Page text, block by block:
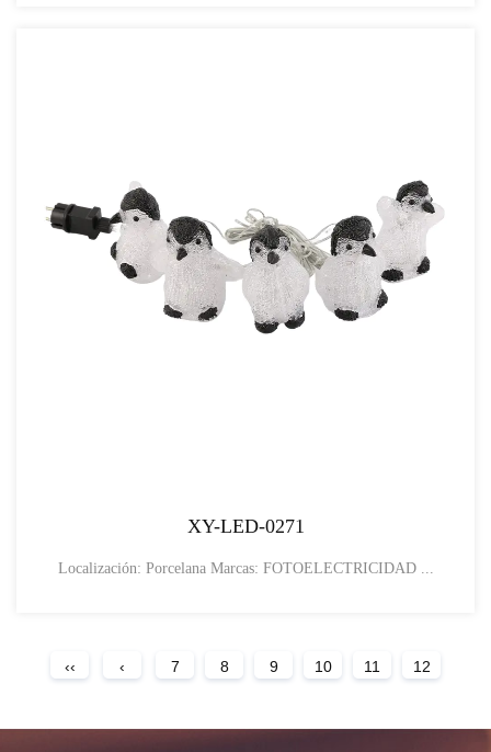
XY-LED-0271
Localización: Porcelana Marcas: FOTOELECTRICIDAD ...
‹‹ ‹ 7 8 9 10 11 12